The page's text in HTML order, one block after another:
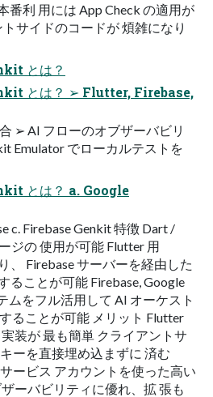
番利 用には App Check の適用が
サイドのコードが 煩雑になり
とは？
とは？ ➢ Flutter, Firebase,
➢ AI フローのオブザーバビリ
Emulator でローカルテストを
とは？ a. Google
c. Firebase Genkit 特徴 Dart /
ジの 使用が可能 Flutter 用
、 Firebase サーバーを経由した
ることが可能 Firebase, Google
ムをフル活用して AI オーケスト
ることが可能 メリット Flutter
装が 最も簡単 クライアントサ
ーを直接埋め込まずに 済む
ービス アカウントを使った高い
ーバビリティに優れ、拡 張も